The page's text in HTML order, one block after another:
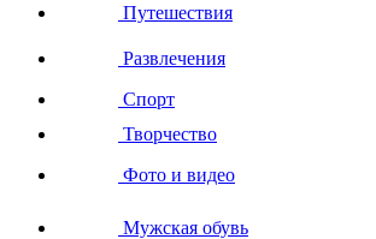
Путешествия
Развлечения
Спорт
Творчество
Фото и видео
Мужская обувь